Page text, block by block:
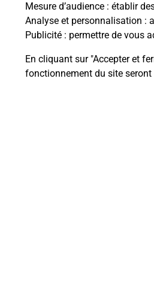
Mesure d’audience : établir
Analyse et personnalisation :
Publicité : permettre de vous
En cliquant sur "Accepter et
fonctionnement du site
La